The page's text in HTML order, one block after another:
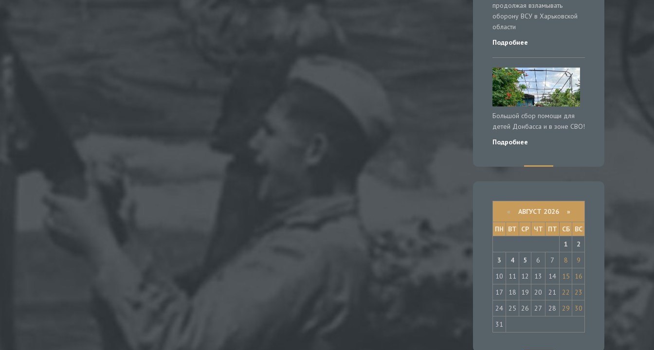
продолжая взламывать
оборону ВСУ в Харьковской
области
Подробнее
Большой сбор помощи для
детей Донбасса и в зоне СВО!
Подробнее
« АВГУСТ 2026 »
ПН
ВТ СР ЧТ ПТ СБ
ВС
1
2
3
4 5 6 7 8
9
10
11 12 13 14 15
16
17
18 19 20 21 22
23
24
25 26 27 28 29
30
31